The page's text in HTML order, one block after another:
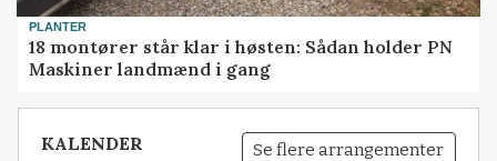
PLANTER
18 montører står klar i høsten: Sådan holder PN
Maskiner landmænd i gang
KALENDER Se flere arrangementer